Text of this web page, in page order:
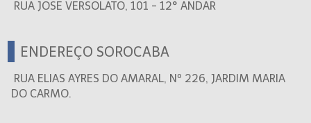
RUA JOSE VERSOLATO, 101 - 12° ANDAR
ENDEREÇO SOROCABA
RUA ELIAS AYRES DO AMARAL, Nº 226, JARDIM MARIA
DO CARMO.